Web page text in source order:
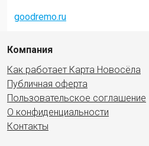
goodremo.ru
Компания
Как работает Карта Новосёла
Публичная оферта
Пользовательское соглашение
О конфиденциальности
Контакты